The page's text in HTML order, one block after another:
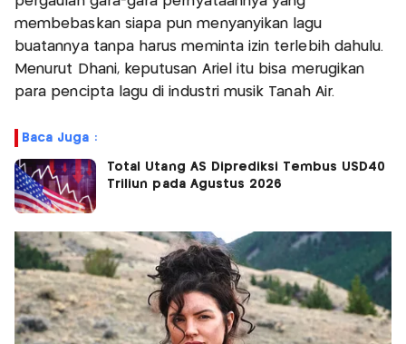
membebaskan siapa pun menyanyikan lagu
buatannya tanpa harus meminta izin terlebih dahulu.
Menurut Dhani, keputusan Ariel itu bisa merugikan
para pencipta lagu di industri musik Tanah Air.
Baca Juga :
Total Utang AS Diprediksi Tembus USD40
Triliun pada Agustus 2026